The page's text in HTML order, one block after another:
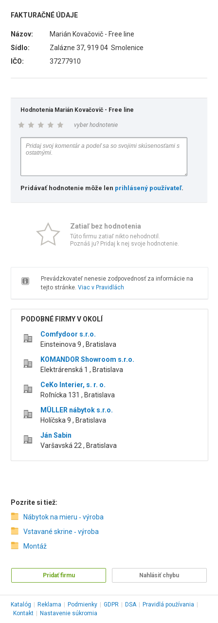
FAKTURAČNÉ ÚDAJE
Názov:
Marián Kovačovič - Free line
Sídlo:
Zalázne 37, 919 04 Smolenice
IČO:
37277910
Hodnotenia Marián Kovačovič - Free line
vyber hodnotenie
Pridávať hodnotenie môže len prihlásený používateľ.
Zatiaľ bez hodnotenia
Túto firmu zatiaľ nikto nehodnotil.
Poznáš ju? Pridaj k nej svoje hodnotenie.
Prevádzkovateľ nenesie zodpovednosť za informácie na
tejto stránke. Viac v Pravidlách
PODOBNÉ FIRMY V OKOLÍ
Comfydoor s.r.o.
Einsteinova 9 , Bratislava
KOMANDOR Showroom s.r.o.
Elektrárenská 1 , Bratislava
CeKo Interier, s. r. o.
Roľnícka 131 , Bratislava
MÜLLER nábytok s.r.o.
Holíčska 9 , Bratislava
Ján Sabin
Varšavská 22 , Bratislava
Pozrite si tiež:
Nábytok na mieru ‑ výroba
Vstavané skrine ‑ výroba
Montáž
Pridať firmu Nahlásiť chybu
Katalóg Reklama Podmienky GDPR DSA Pravidlá používania
Kontakt
Nastavenie súkromia